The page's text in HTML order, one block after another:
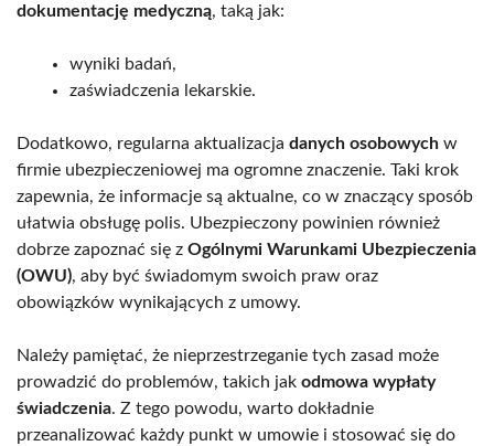
dokumentację medyczną, taką jak:
wyniki badań,
zaświadczenia lekarskie.
Dodatkowo, regularna aktualizacja danych osobowych w
firmie ubezpieczeniowej ma ogromne znaczenie. Taki krok
zapewnia, że informacje są aktualne, co w znaczący sposób
ułatwia obsługę polis. Ubezpieczony powinien również
dobrze zapoznać się z Ogólnymi Warunkami Ubezpieczenia
(OWU), aby być świadomym swoich praw oraz
obowiązków wynikających z umowy.
Należy pamiętać, że nieprzestrzeganie tych zasad może
prowadzić do problemów, takich jak odmowa wypłaty
świadczenia. Z tego powodu, warto dokładnie
przeanalizować każdy punkt w umowie i stosować się do